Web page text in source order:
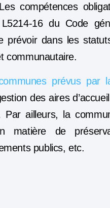
compétences
16 du Code
prévoir dans les
communautaire.
prévus par
des aires
Par ailleurs, la
matière de
publics, etc.